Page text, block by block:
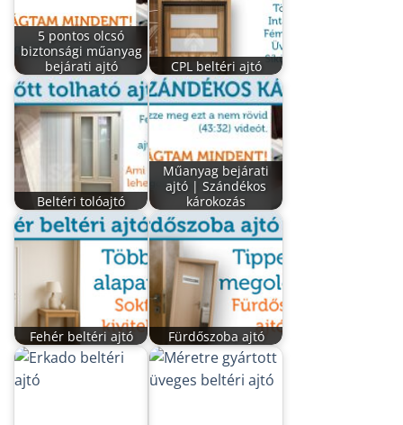
5 pontos olcsó
biztonsági műanyag
bejárati ajtó
CPL beltéri ajtó
Beltéri tolóajtó
Műanyag bejárati
ajtó | Szándékos
károkozás
Fehér beltéri ajtó Fürdőszoba ajtó